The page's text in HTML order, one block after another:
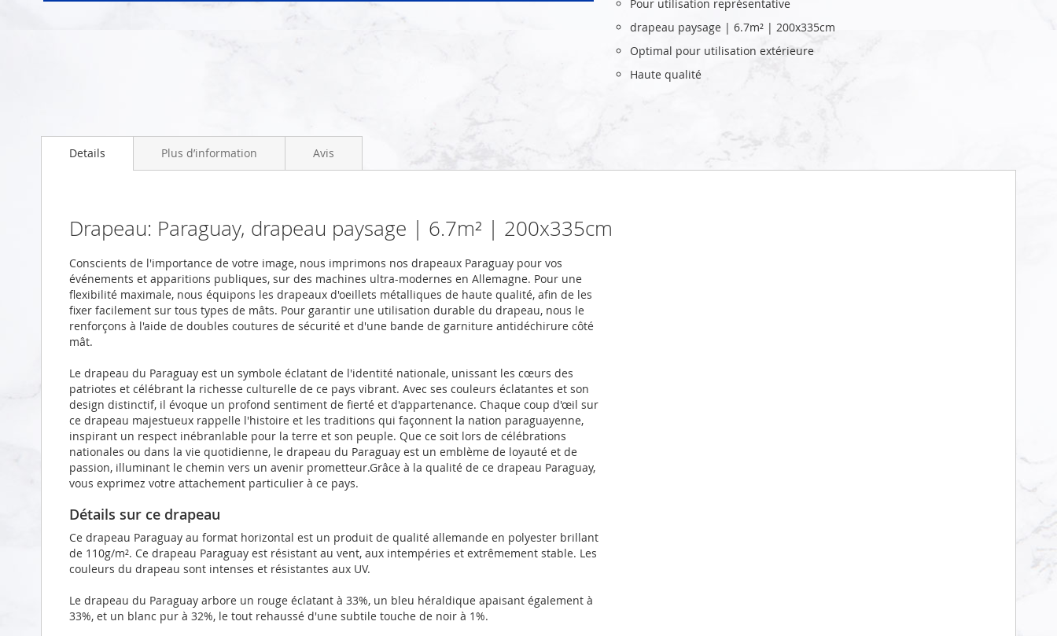
to
gallery
Pour utilisation représentative
drapeau paysage | 6.7m² | 200x335cm
Optimal pour utilisation extérieure
Haute qualité
Details
Drapeau: Paraguay, drapeau paysage | 6.7m² | 200x335cm
Conscients de l'importance de votre image, nous imprimons nos drapeaux Paraguay pour vos
événements et apparitions publiques, sur des machines ultra-modernes en Allemagne. Pour une
flexibilité maximale, nous équipons les drapeaux d'oeillets métalliques de haute qualité, afin de les
fixer facilement sur tous types de mâts. Pour garantir une utilisation durable du drapeau, nous le
renforçons à l'aide de doubles coutures de sécurité et d'une bande de garniture antidéchirure côté
mât.
Le drapeau du Paraguay est un symbole éclatant de l'identité nationale, unissant les cœurs des
patriotes et célébrant la richesse culturelle de ce pays vibrant. Avec ses couleurs éclatantes et son
design distinctif, il évoque un profond sentiment de fierté et d'appartenance. Chaque coup d'œil sur
ce drapeau majestueux rappelle l'histoire et les traditions qui façonnent la nation paraguayenne,
inspirant un respect inébranlable pour la terre et son peuple. Que ce soit lors de célébrations
nationales ou dans la vie quotidienne, le drapeau du Paraguay est un emblème de loyauté et de
passion, illuminant le chemin vers un avenir prometteur.Grâce à la qualité de ce drapeau Paraguay,
vous exprimez votre attachement particulier à ce pays.
Détails sur ce drapeau
Ce drapeau Paraguay au format horizontal est un produit de qualité allemande en polyester brillant
de 110g/m². Ce drapeau Paraguay est résistant au vent, aux intempéries et extrêmement stable. Les
couleurs du drapeau sont intenses et résistantes aux UV.
Le drapeau du Paraguay arbore un rouge éclatant à 33%, un bleu héraldique apaisant également à
33%, et un blanc pur à 32%, le tout rehaussé d'une subtile touche de noir à 1%.
Plus d’information Avis